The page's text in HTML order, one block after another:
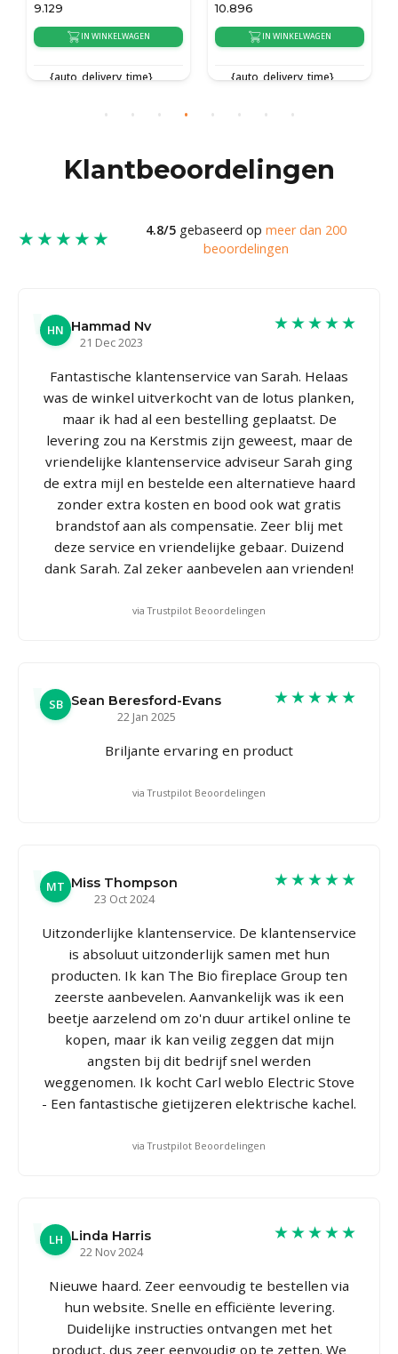
9.129
IN WINKELWAGEN
{auto_delivery_time}
10.896
IN WINKELWAGEN
{auto_delivery_time}
Klantbeoordelingen
★★★★★ 4.8/5gebaseerd op meer dan 200
beoordelingen
HN Hammad Nv
21 Dec 2023
★★★★★
Fantastische klantenservice van Sarah. Helaas
was de winkel uitverkocht van de lotus planken,
maar ik had al een bestelling geplaatst. De
levering zou na Kerstmis zijn geweest, maar de
vriendelijke klantenservice adviseur Sarah ging
de extra mijl en bestelde een alternatieve haard
zonder extra kosten en bood ook wat gratis
brandstof aan als compensatie. Zeer blij met
deze service en vriendelijke gebaar. Duizend
dank Sarah. Zal zeker aanbevelen aan vrienden!
via Trustpilot Beoordelingen
SB Sean Beresford-Evans
22 Jan 2025
★★★★★
Briljante ervaring en product
via Trustpilot Beoordelingen
MT Miss Thompson
23 Oct 2024
★★★★★
Uitzonderlijke klantenservice. De klantenservice
is absoluut uitzonderlijk samen met hun
producten. Ik kan The Bio fireplace Group ten
zeerste aanbevelen. Aanvankelijk was ik een
beetje aarzelend om zo'n duur artikel online te
kopen, maar ik kan veilig zeggen dat mijn
angsten bij dit bedrijf snel werden
weggenomen. Ik kocht Carl weblo Electric Stove
- Een fantastische gietijzeren elektrische kachel.
via Trustpilot Beoordelingen
LH
Linda Harris
22 Nov 2024
★★★★★
Nieuwe haard. Zeer eenvoudig te bestellen via
hun website. Snelle en efficiënte levering.
Duidelijke instructies ontvangen met het
product, dus zeer eenvoudig op te zetten. We